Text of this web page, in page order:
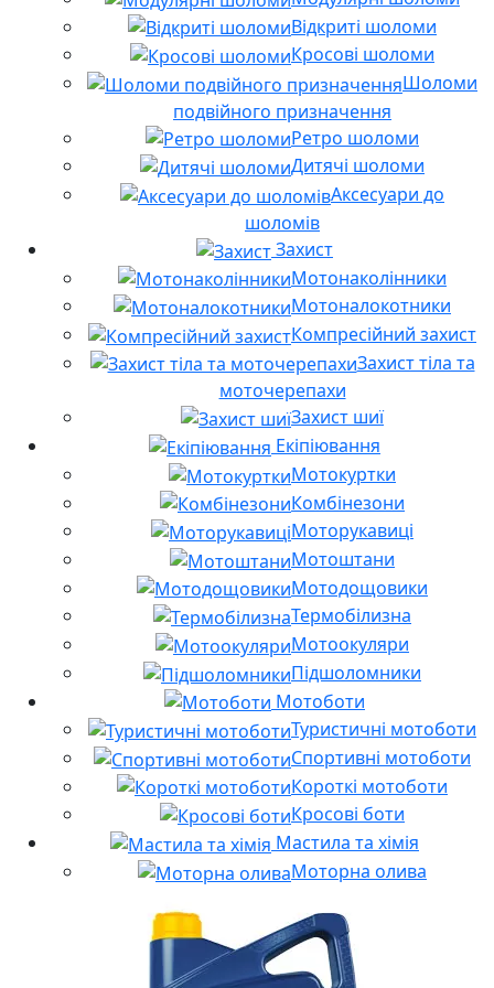
Відкриті шоломи
Кросові шоломи
Шоломи
подвійного призначення
Ретро шоломи
Дитячі шоломи
Аксесуари до
шоломів
Захист
Мотонаколінники
Мотоналокотники
Компресійний захист
Захист тіла та
моточерепахи
Захист шиї
Екіпіювання
Мотокуртки
Комбінезони
Моторукавиці
Мотоштани
Мотодощовики
Термобілизна
Мотоокуляри
Підшоломники
Мотоботи
Туристичні мотоботи
Спортивні мотоботи
Короткі мотоботи
Кросові боти
Мастила та хімія
Моторна олива